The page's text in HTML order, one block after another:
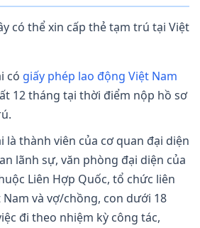
có thể xin cấp thẻ tạm trú tại Việt
có giấy phép lao động Việt Nam
12 tháng tại thời điểm nộp hồ sơ
là thành viên của cơ quan đại diện
lãnh sự, văn phòng đại diện của
Liên Hợp Quốc, tổ chức liên
và vợ/chồng, con dưới 18
đi theo nhiệm kỳ công tác,